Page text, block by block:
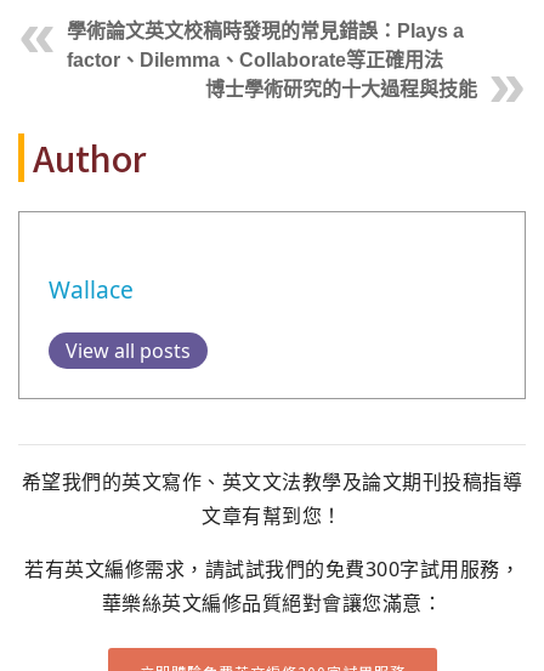
學術論文英文校稿時發現的常見錯誤：Plays a
factor、Dilemma、Collaborate等正確用法
博士學術研究的十大過程與技能
Author
Wallace
View all posts
希望我們的英文寫作、英文文法教學及論文期刊投稿指導
文章有幫到您！
若有英文編修需求，請試試我們的免費300字試用服務，
華樂絲英文編修品質絕對會讓您滿意：